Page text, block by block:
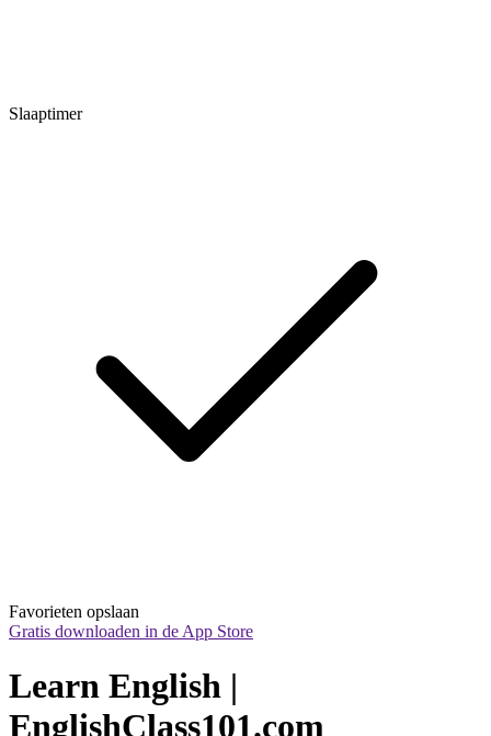
Slaaptimer
Favorieten opslaan
Gratis downloaden in de App Store
Learn English |
EnglishClass101.com